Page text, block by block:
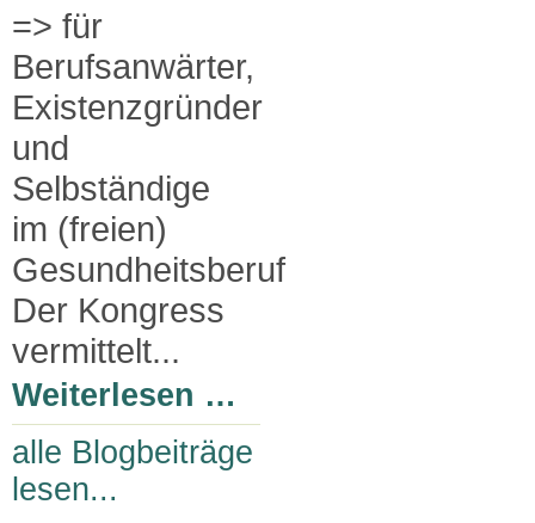
=> für
Berufsanwärter,
Existenzgründer
und
Selbständige
im (freien)
Gesundheitsberuf
Der Kongress
vermittelt...
Weiterlesen …
alle Blogbeiträge
lesen...